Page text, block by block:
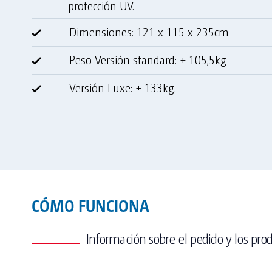
protección UV.
Dimensiones: 121 x 115 x 235cm
Peso Versión standard: ± 105,5kg
Versión Luxe: ± 133kg.
CÓMO FUNCIONA
Información sobre el pedido y los